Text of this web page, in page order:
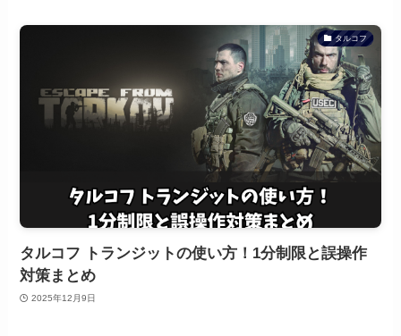
タルコフ
タルコフ トランジットの使い方！1分制限と誤操作
対策まとめ
2025年12月9日